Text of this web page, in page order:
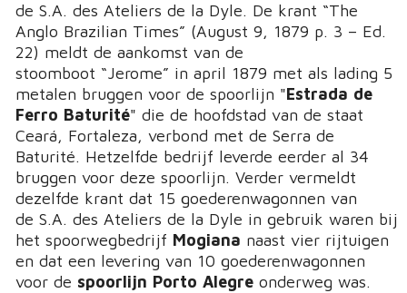
de S.A. des Ateliers de la Dyle. De krant “The
Anglo Brazilian Times” (August 9, 1879 p. 3 – Ed.
22) meldt de aankomst van de
stoomboot “Jerome” in april 1879 met als lading 5
metalen bruggen voor de spoorlijn "Estrada de
Ferro Baturité" die de hoofdstad van de staat
Ceará, Fortaleza, verbond met de Serra de
Baturité. Hetzelfde bedrijf leverde eerder al 34
bruggen voor deze spoorlijn. Verder vermeldt
dezelfde krant dat 15 goederenwagonnen van
de S.A. des Ateliers de la Dyle in gebruik waren bij
het spoorwegbedrijf Mogiana naast vier rijtuigen
en dat een levering van 10 goederenwagonnen
voor de spoorlijn Porto Alegre onderweg was.